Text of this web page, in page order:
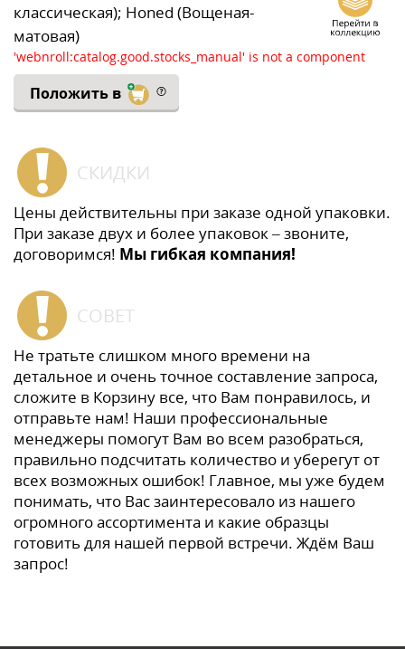
классическая); Honed (Вощеная-
матовая)
'webnroll:catalog.good.stocks_manual' is not a component
Положить в
СКИДКИ
Цены действительны при заказе одной упаковки.
При заказе двух и более упаковок – звоните,
договоримся! Мы гибкая компания!
СОВЕТ
Не тратьте слишком много времени на
детальное и очень точное составление запроса,
сложите в Корзину все, что Вам понравилось, и
отправьте нам! Наши профессиональные
менеджеры помогут Вам во всем разобраться,
правильно подсчитать количество и уберегут от
всех возможных ошибок! Главное, мы уже будем
понимать, что Вас заинтересовало из нашего
огромного ассортимента и какие образцы
готовить для нашей первой встречи. Ждём Ваш
запрос!